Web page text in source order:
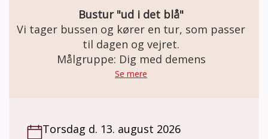
Bustur "ud i det blå"
Vi tager bussen og kører en tur, som passer
til dagen og vejret.
Målgruppe: Dig med demens
Se mere
Torsdag d. 13. august 2026